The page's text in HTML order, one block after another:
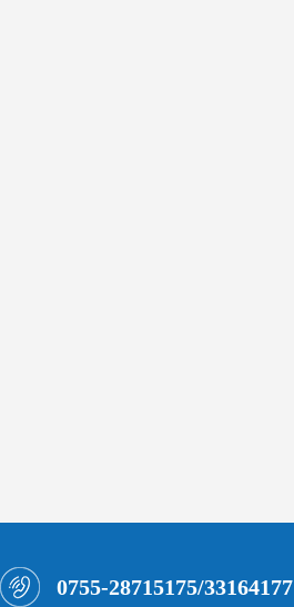
0755-28715175/33164177